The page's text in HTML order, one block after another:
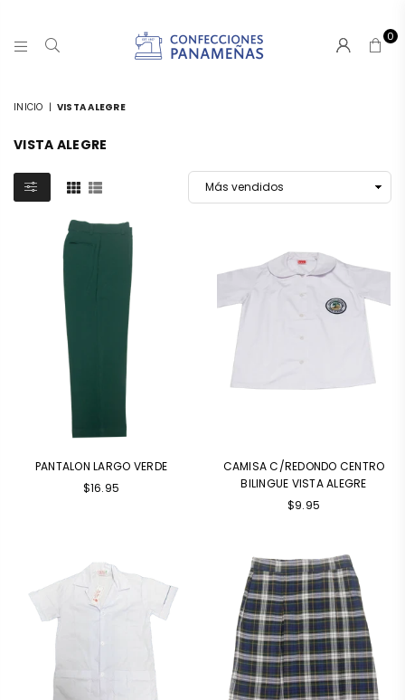
0
INICIO | VISTA ALEGRE
VISTA ALEGRE
PANTALON LARGO VERDE
$16.95
CAMISA C/REDONDO CENTRO
BILINGUE VISTA ALEGRE
$9.95